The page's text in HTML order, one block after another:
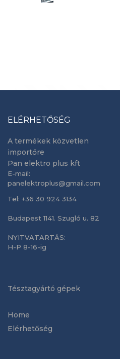
ELÉRHETŐSÉG
A termékek közvetlen
importőre
Pan elektro plus kft
E-mail:
panelektroplus@gmail.com
Tel: +36 30 924 3134
Budapest 1141. Szugló u. 82
NYITVATARTÁS:
H-P 8-16-ig
Tésztagyártó gépek
Home
Elérhetőség